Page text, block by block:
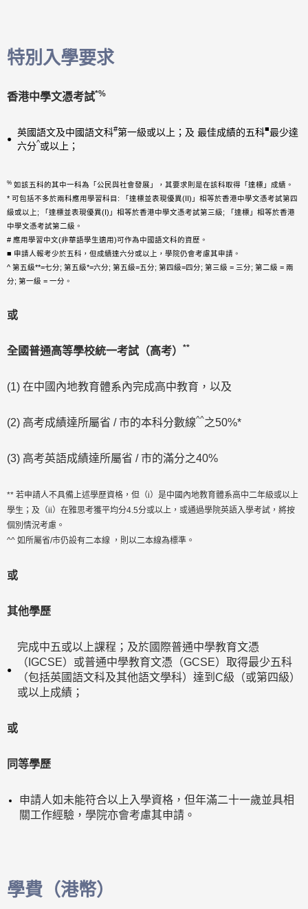
特別入學要求
香港中學文憑考試*%
英國語文及中國語文科#第一級或以上；及 最佳成績的五科■最少達
六分^或以上；
% 如該五科的其中一科為「公民與社會發展」，其要求則是在該科取得「達標」成績。
* 可包括不多於兩科應用學習科目: 「達標並表現優異(II)」相等於香港中學文憑考試第四
級或以上; 「達標並表現優異(I)」相等於香港中學文憑考試第三級; 「達標」相等於香港
中學文憑考試第二級。
# 應用學習中文(非華語學生適用)可作為中國語文科的資歷。
■ 申請人報考少於五科，但成績達六分或以上，學院仍會考慮其申請。
^ 第五級**=七分; 第五級*=六分; 第五級=五分; 第四級=四分; 第三級 = 三分; 第二級 = 兩
分; 第一級 = 一分。
或
全國普通高等學校統一考試（高考） **
(1) 在中國內地教育體系內完成高中教育，以及
(2) 高考成績達所屬省 / 市的本科分數線^^之50%*
(3) 高考英語成績達所屬省 / 市的滿分之40%
** 若申請人不具備上述學歷資格，但（i）是中國內地教育體系高中二年級或以上
學生；及（ii）在雅思考獲平均分4.5分或以上，或通過學院英語入學考試，將按
個別情況考慮。
^^ 如所屬省/市仍設有二本線 ，則以二本線為標準。
或
其他學歷
完成中五或以上課程；及於國際普通中學教育文憑
（IGCSE）或普通中學教育文憑（GCSE）取得最少五科
（包括英國語文科及其他語文學科）達到C級（或第四級）
或以上成績；
或
同等學歷
申請人如未能符合以上入學資格，但年滿二十一歲並具相
關工作經驗，學院亦會考慮其申請。
學費（港幣）